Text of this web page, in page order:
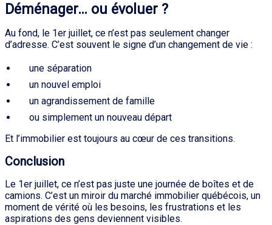
Déménager… ou évoluer ?
Au fond, le 1er juillet, ce n’est pas seulement changer
d’adresse. C’est souvent le signe d’un changement de vie :
une séparation
un nouvel emploi
un agrandissement de famille
ou simplement un nouveau départ
Et l’immobilier est toujours au cœur de ces transitions.
Conclusion
Le 1er juillet, ce n’est pas juste une journée de boîtes et de
camions. C’est un miroir du marché immobilier québécois, un
moment de vérité où les besoins, les frustrations et les
aspirations des gens deviennent visibles.